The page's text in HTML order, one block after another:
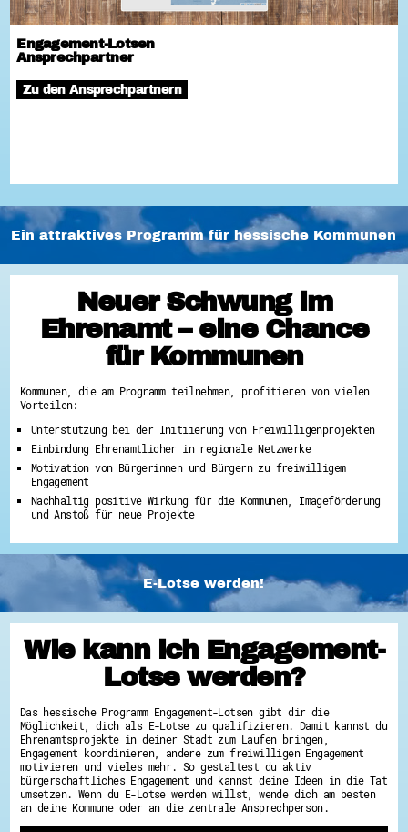
Engagement-Lotsen
Ansprechpartner
Zu den Ansprechpartnern
Ein attraktives Programm für hessische Kommunen
Neuer Schwung im
Ehrenamt – eine Chance
für Kommunen
Kommunen, die am Programm teilnehmen, profitieren von vielen
Vorteilen:
Unterstützung bei der Initiierung von Freiwilligenprojekten
Einbindung Ehrenamtlicher in regionale Netzwerke
Motivation von Bürgerinnen und Bürgern zu freiwilligem
Engagement
Nachhaltig positive Wirkung für die Kommunen, Imageförderung
und Anstoß für neue Projekte
E-Lotse werden!
Wie kann ich Engagement-
Lotse werden?
Das hessische Programm Engagement-Lotsen gibt dir die
Möglichkeit, dich als E-Lotse zu qualifizieren. Damit kannst du
Ehrenamtsprojekte in deiner Stadt zum Laufen bringen,
Engagement koordinieren, andere zum freiwilligen Engagement
motivieren und vieles mehr. So gestaltest du aktiv
bürgerschaftliches Engagement und kannst deine Ideen in die Tat
umsetzen. Wenn du E-Lotse werden willst, wende dich am besten
an deine Kommune oder an die zentrale Ansprechperson.